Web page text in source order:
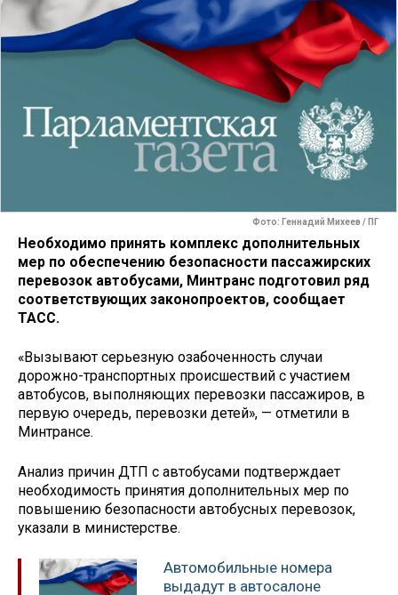
Фото: Геннадий Михеев / ПГ
Необходимо принять комплекс дополнительных
мер по обеспечению безопасности пассажирских
перевозок автобусами, Минтранс подготовил ряд
соответствующих законопроектов, сообщает
ТАСС.
«Вызывают серьезную озабоченность случаи
дорожно-транспортных происшествий с участием
автобусов, выполняющих перевозки пассажиров, в
первую очередь, перевозки детей», — отметили в
Минтрансе.
Анализ причин ДТП с автобусами подтверждает
необходимость принятия дополнительных мер по
повышению безопасности автобусных перевозок,
указали в министерстве.
Автомобильные номера
выдадут в автосалоне